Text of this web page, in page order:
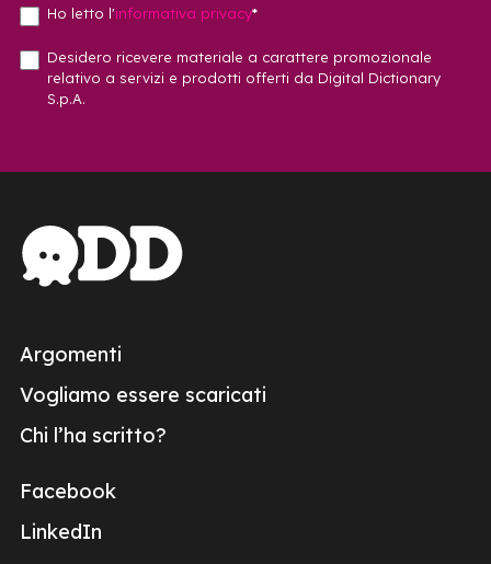
Ho letto l'informativa privacy*
Desidero ricevere materiale a carattere promozionale
relativo a servizi e prodotti offerti da Digital Dictionary
S.p.A.
Argomenti
Vogliamo essere scaricati
Chi l’ha scritto?
Facebook
LinkedIn